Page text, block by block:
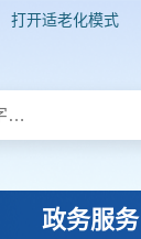
打开适老化模式
政务服务